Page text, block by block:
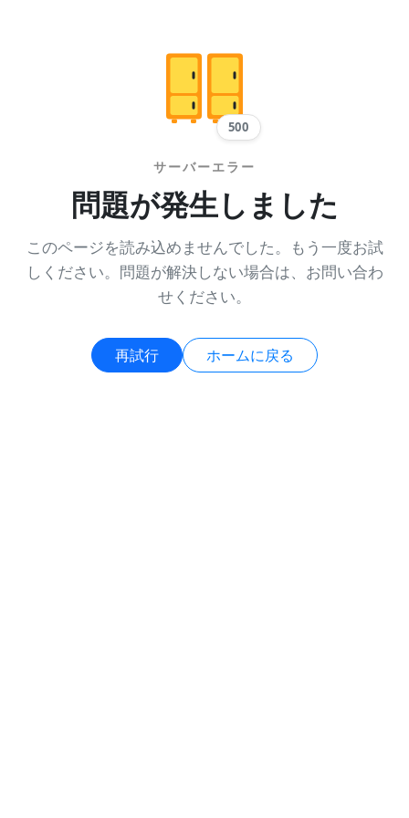
500
サーバーエラー
問題が発生しました
このページを読み込めませんでした。もう一度お試
しください。問題が解決しない場合は、お問い合わ
せください。
再試行 ホームに戻る